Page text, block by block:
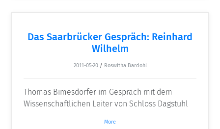
Das Saarbrücker Gespräch: Reinhard
Wilhelm
2011-05-20 / Roswitha Bardohl
Thomas Bimesdörfer im Gespräch mit dem
Wissenschaftlichen Leiter von Schloss Dagstuhl
More